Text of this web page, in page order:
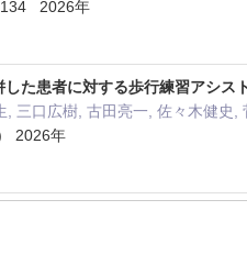
2026年
した患者に対する歩行練習アシ
, 三口広樹, 古田亮一, 佐々木健史,
2026年